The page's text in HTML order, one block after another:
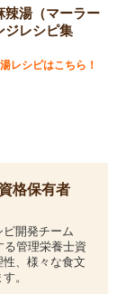
辣湯（マーラー
ジレシピ集
レシピはこちら！
格保有者
開発チーム
る管理栄養士資
、様々な食文
。